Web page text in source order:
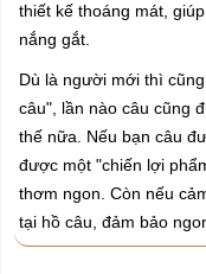
thiết kế thoáng mát,
nắng gắt.
Dù là người mới thì
câu", lần nào câu cũng
thế nữa. Nếu bạn câu
được một "chiến lợi
thơm ngon. Còn nếu
tại hồ câu, đảm bảo